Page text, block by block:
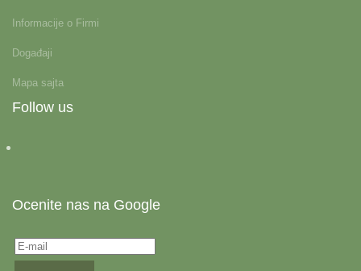
Informacije o Firmi
Događaji
Mapa sajta
Follow us
Ocenite nas na Google